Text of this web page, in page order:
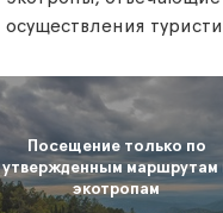
осуществления
Посещение только по
утвержденным маршрутам
экотропам